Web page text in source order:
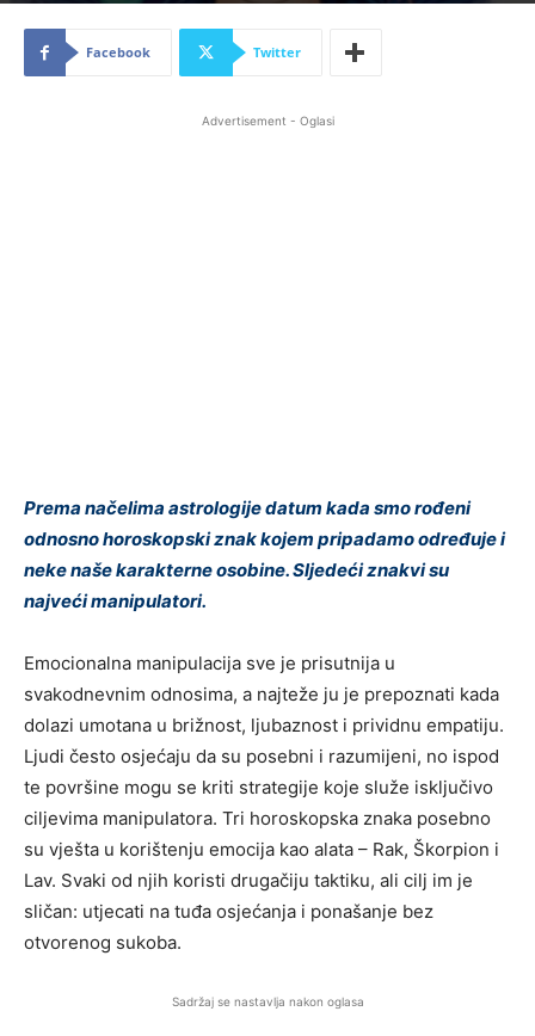
Facebook Twitter
Advertisement - Oglasi
Prema načelima astrologije datum kada smo rođeni
odnosno horoskopski znak kojem pripadamo određuje i
neke naše karakterne osobine. Sljedeći znakvi su
najveći manipulatori.
Emocionalna manipulacija sve je prisutnija u
svakodnevnim odnosima, a najteže ju je prepoznati kada
dolazi umotana u brižnost, ljubaznost i prividnu empatiju.
Ljudi često osjećaju da su posebni i razumijeni, no ispod
te površine mogu se kriti strategije koje služe isključivo
ciljevima manipulatora. Tri horoskopska znaka posebno
su vješta u korištenju emocija kao alata – Rak, Škorpion i
Lav. Svaki od njih koristi drugačiju taktiku, ali cilj im je
sličan: utjecati na tuđa osjećanja i ponašanje bez
otvorenog sukoba.
Sadržaj se nastavlja nakon oglasa